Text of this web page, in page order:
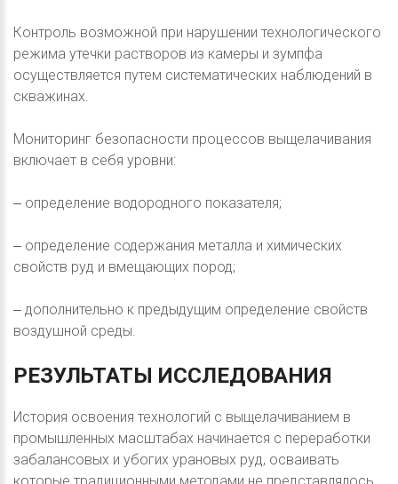
Контроль возможной при нарушении технологического
режима утечки растворов из камеры и зумпфа
осуществляется путем систематических наблюдений в
скважинах.
Мониторинг безопасности процессов выщелачивания
включает в себя уровни:
‒ определение водородного показателя;
‒ определение содержания металла и химических
свойств руд и вмещающих пород;
‒ дополнительно к предыдущим определение свойств
воздушной среды.
РЕЗУЛЬТАТЫ ИССЛЕДОВАНИЯ
История освоения технологий с выщелачиванием в
промышленных масштабах начинается с переработки
забалансовых и убогих урановых руд, осваивать